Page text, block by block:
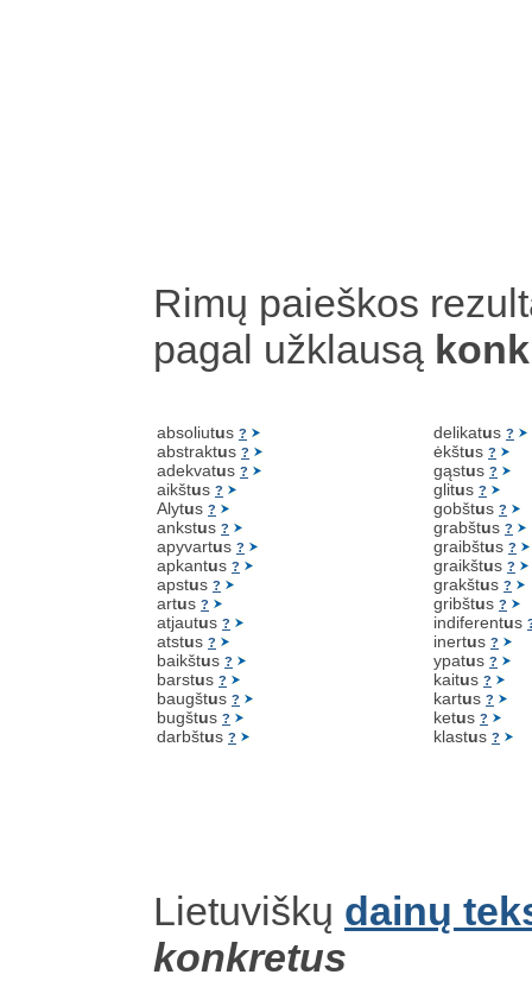
Rimų paieškos
pagal užklausą
absoliutus ?
abstraktus ?
adekvatus ?
aikštus ?
Alytus ?
ankstus ?
apyvartus ?
apkantus ?
apstus ?
artus ?
atjautus ?
atstus ?
baikštus ?
barstus ?
baugštus ?
bugštus ?
darbštus ?
delikatus ?
ėkštus ?
gąstus ?
glitus ?
gobštus ?
grabštus ?
graibštus ?
graikštus ?
grakštus ?
gribštus ?
indiferentus
inertus ?
ypatus ?
kaitus ?
kartus ?
ketus ?
klastus ?
Lietuviškų dainų
konkretus